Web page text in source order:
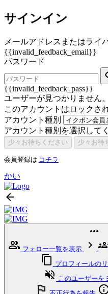
サインイン
メールアドレスまたはライ
{{invalid_feedback_email}}
パスワード
{{invalid_feedback_pass}}
ユーザーが見つかりません
このアカウントはロックさ
アカウント種別
アカウント種別を選択して
少々お待ちください 少々お待
会員登録は コチラ
かい
フォロー一覧を表示
プロフィールの
このユーザーを